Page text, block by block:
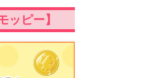
ッピー】